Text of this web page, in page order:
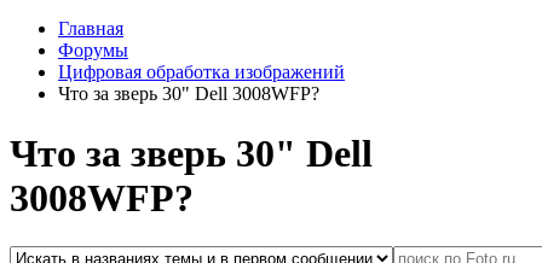
Главная
Форумы
Цифровая обработка изображений
Что за зверь 30" Dell 3008WFP?
Что за зверь 30" Dell
3008WFP?